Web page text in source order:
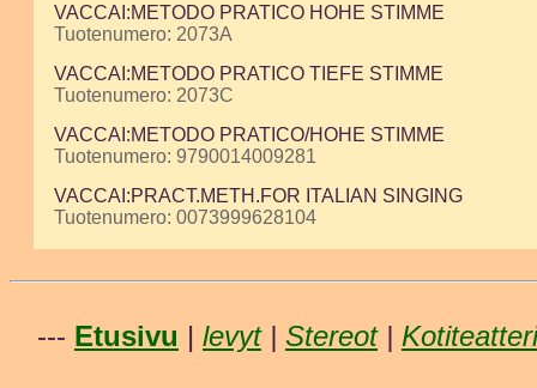
VACCAI:METODO PRATICO HOHE STIMME
Tuotenumero: 2073A
VACCAI:METODO PRATICO TIEFE STIMME
Tuotenumero: 2073C
VACCAI:METODO PRATICO/HOHE STIMME
Tuotenumero: 9790014009281
VACCAI:PRACT.METH.FOR ITALIAN SINGING
Tuotenumero: 0073999628104
--- Etusivu | levyt| Stereot| Kotiteatteri